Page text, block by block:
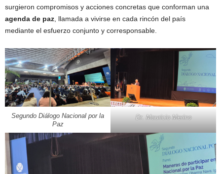
surgieron compromisos y acciones concretas que conforman una
agenda de paz , llamada a vivirse en cada rincón del país
mediante el esfuerzo conjunto y corresponsable.
Segundo Diálogo Nacional por la
Paz
Dr. Mauricio Merino